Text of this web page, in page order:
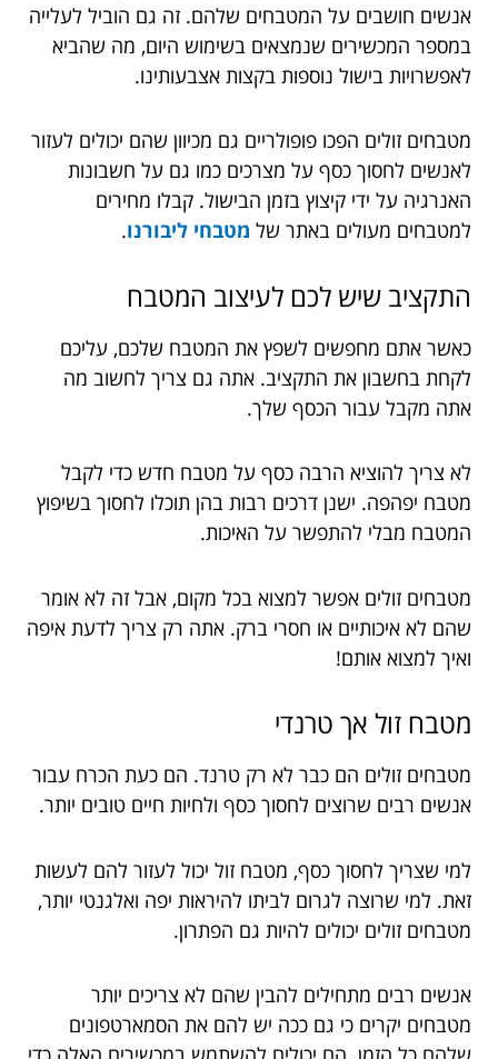
אנשים חושבים על המטבחים שלהם. זה גם הוביל לעלייה
במספר המכשירים שנמצאים בשימוש היום, מה שהביא
לאפשרויות בישול נוספות בקצות אצבעותינו.
מטבחים זולים הפכו פופולריים גם מכיוון שהם יכולים לעזור
לאנשים לחסוך כסף על מצרכים כמו גם על חשבונות
האנרגיה על ידי קיצוץ בזמן הבישול. קבלו מחירים
למטבחים מעולים באתר של מטבחי ליבורנו.
התקציב שיש לכם לעיצוב המטבח
כאשר אתם מחפשים לשפץ את המטבח שלכם, עליכם
לקחת בחשבון את התקציב. אתה גם צריך לחשוב מה
אתה מקבל עבור הכסף שלך.
לא צריך להוציא הרבה כסף על מטבח חדש כדי לקבל
מטבח יפהפה. ישנן דרכים רבות בהן תוכלו לחסוך בשיפוץ
המטבח מבלי להתפשר על האיכות.
מטבחים זולים אפשר למצוא בכל מקום, אבל זה לא אומר
שהם לא איכותיים או חסרי ברק. אתה רק צריך לדעת איפה
ואיך למצוא אותם!
מטבח זול אך טרנדי
מטבחים זולים הם כבר לא רק טרנד. הם כעת הכרח עבור
אנשים רבים שרוצים לחסוך כסף ולחיות חיים טובים יותר.
למי שצריך לחסוך כסף, מטבח זול יכול לעזור להם לעשות
זאת. למי שרוצה לגרום לביתו להיראות יפה ואלגנטי יותר,
מטבחים זולים יכולים להיות גם הפתרון.
אנשים רבים מתחילים להבין שהם לא צריכים יותר
מטבחים יקרים כי גם ככה יש להם את הסמארטפונים